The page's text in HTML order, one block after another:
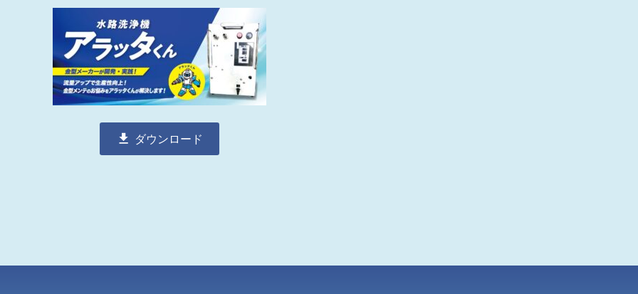
ダウンロード